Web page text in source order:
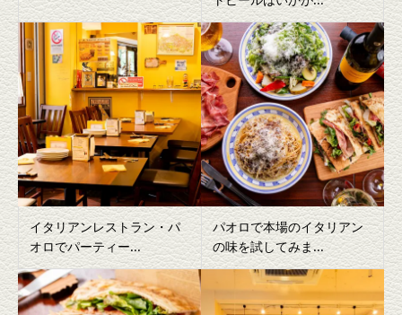
イタリアンレストラン・パ
オロでパーティー...
パオロで本場のイタリアン
の味を試してみま...